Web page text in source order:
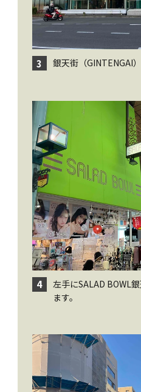
3 銀天街（GINTENGAI
4
左手にSALAD BOWL
ます。